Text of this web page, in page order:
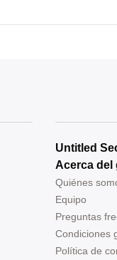
Untitled
Acerca del
Quiénes
Equipo
Preguntas
Condiciones
Política de